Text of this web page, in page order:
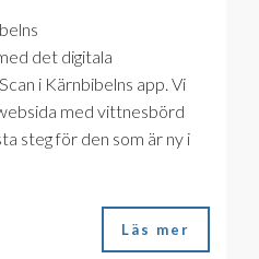
det digitala
i Kärnbibelns app. Vi
med vittnesbörd
steg för den som är ny i
Läs mer